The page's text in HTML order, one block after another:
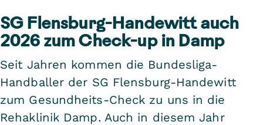
SG Flensburg-Handewitt auch
2026 zum Check-up in Damp
Seit Jahren kommen die Bundesliga-
Handballer der SG Flensburg-Handewitt
zum Gesundheits-Check zu uns in die
Rehaklinik Damp. Auch in diesem Jahr